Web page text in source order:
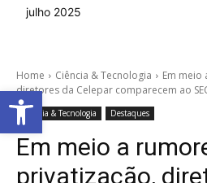
julho 2025